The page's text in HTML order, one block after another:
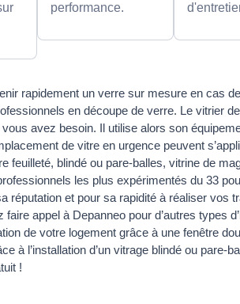
performance.
rapidement un verre sur mesure en cas
en découpe de verre. Le vitrier
avez besoin. Il utilise alors son
de vitre en urgence peuvent
feuilleté, blindé ou pare-balles, vitrine de
les plus expérimentés du 33
réputation et pour sa rapidité à réaliser vos
appel à Depanneo pour d’autres types
de votre logement grâce à une fenêtre
à l’installation d’un vitrage blindé ou
!